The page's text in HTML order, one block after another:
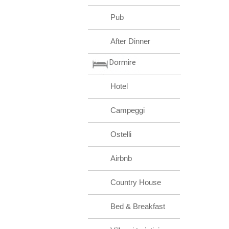
Pub
After Dinner
Dormire
Hotel
Campeggi
Ostelli
Airbnb
Country House
Bed & Breakfast